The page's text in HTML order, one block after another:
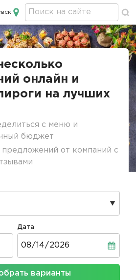
в Ижевске
онлайн и
на лучших
с меню и
бюджет
от компаний с
Дата
варианты